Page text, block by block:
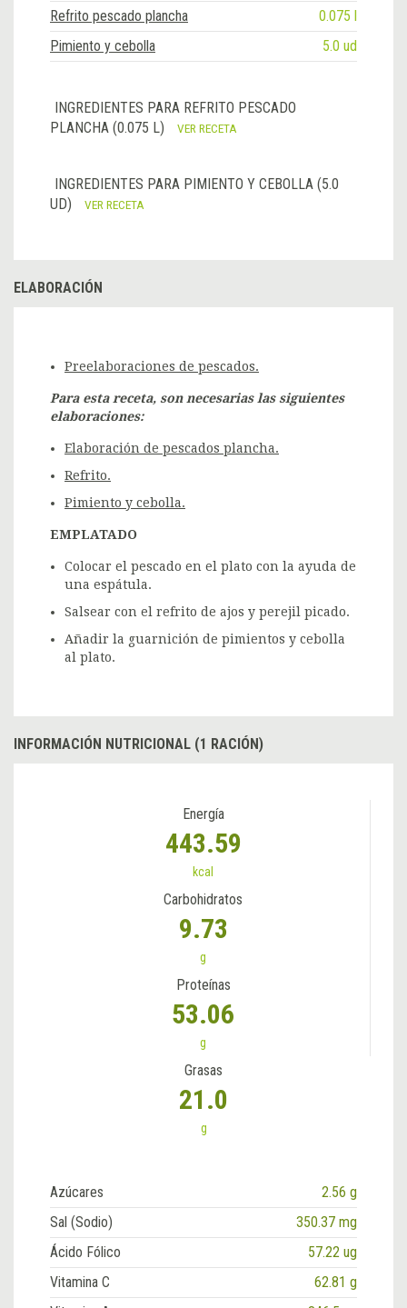
Refrito pescado plancha
0.075 l
Pimiento y cebolla
5.0 ud
INGREDIENTES PARA REFRITO PESCADO
PLANCHA (0.075 L)
VER RECETA
INGREDIENTES PARA PIMIENTO Y CEBOLLA (5.0
UD)
VER RECETA
ELABORACIÓN
Preelaboraciones de pescados.
Para esta receta, son necesarias las siguientes
elaboraciones:
Elaboración de pescados plancha.
Refrito.
Pimiento y cebolla.
EMPLATADO
Colocar el pescado en el plato con la ayuda de
una espátula.
Salsear con el refrito de ajos y perejil picado.
Añadir la guarnición de pimientos y cebolla
al plato.
INFORMACIÓN NUTRICIONAL (1 RACIÓN)
Energía
443.59
kcal
Carbohidratos
9.73
g
Proteínas
53.06
g
Grasas
21.0
g
Azúcares
2.56 g
Sal (Sodio)
350.37 mg
Ácido Fólico
57.22 ug
Vitamina C
62.81 g